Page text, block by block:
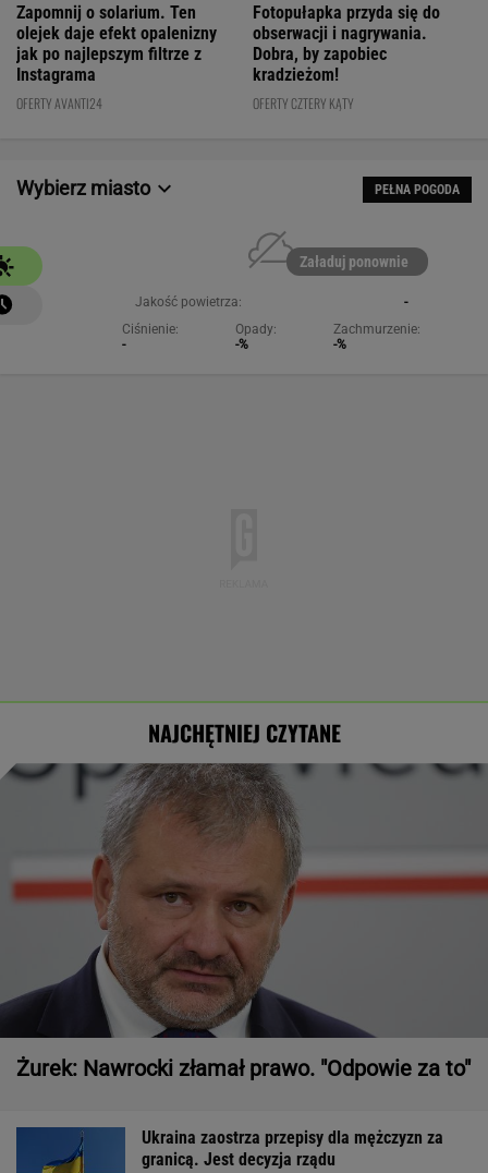
Zapomnij o solarium. Ten
olejek daje efekt opalenizny
jak po najlepszym filtrze z
Instagrama
OFERTY AVANTI24
Fotopułapka przyda się do
obserwacji i nagrywania.
Dobra, by zapobiec
kradzieżom!
OFERTY CZTERY KĄTY
Wybierz miasto PEŁNA POGODA
Załaduj ponownie
Jakość powietrza:
-
Ciśnienie:
-
Opady:
-%
Zachmurzenie:
-%
NAJCHĘTNIEJ CZYTANE
Żurek: Nawrocki złamał prawo. "Odpowie za to"
Ukraina zaostrza przepisy dla mężczyzn za
granicą. Jest decyzja rządu